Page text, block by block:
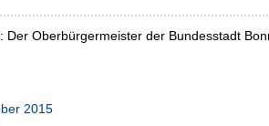
Oberbürgermeister der Bundesstadt
2015